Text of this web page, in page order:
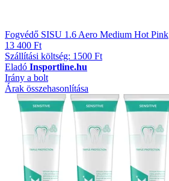
Fogvédő SISU 1.6 Aero Medium Hot Pink
13 400 Ft
Szállítási költség: 1500 Ft
Eladó Insportline.hu
Irány a bolt
Árak összehasonlítása